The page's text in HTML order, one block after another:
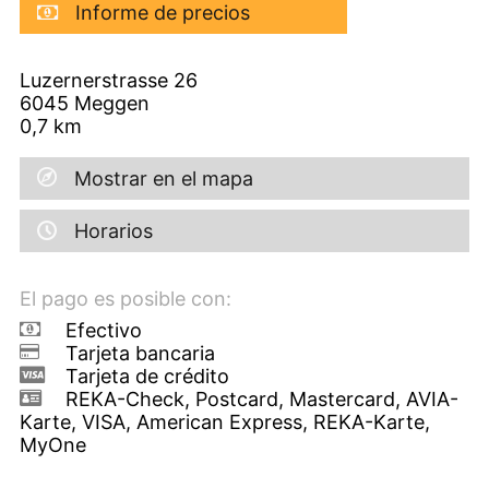
Informe de precios
Luzernerstrasse 26
6045 Meggen
0,7 km
Mostrar en el mapa
Horarios
El pago es posible con:
Efectivo
Tarjeta bancaria
Tarjeta de crédito
REKA-Check, Postcard, Mastercard, AVIA-
Karte, VISA, American Express, REKA-Karte,
MyOne